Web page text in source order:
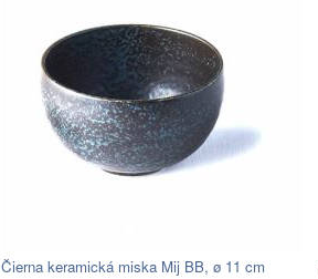
Čierna keramická miska Mij BB, ø 11 cm